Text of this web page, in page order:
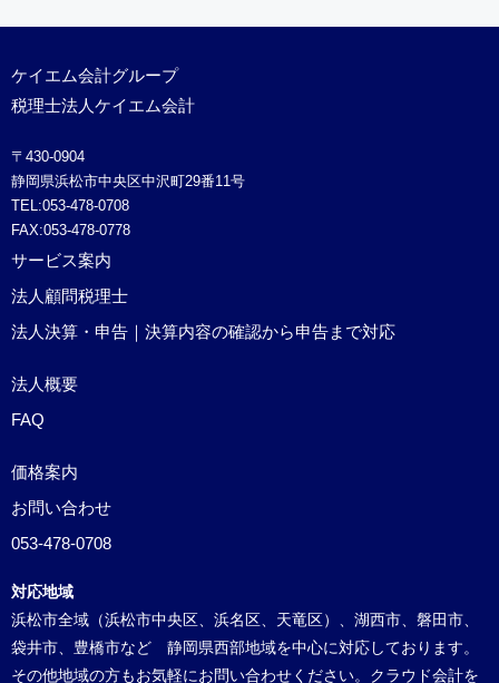
ケイエム会計グループ
税理士法人ケイエム会計
〒430-0904
静岡県浜松市中央区中沢町29番11号
TEL:053-478-0708
FAX:053-478-0778
サービス案内
法人顧問税理士
法人決算・申告｜決算内容の確認から申告まで対応
法人概要
FAQ
価格案内
お問い合わせ
053-478-0708
対応地域
浜松市全域（浜松市中央区、浜名区、天竜区）、湖西市、磐田市、
袋井市、豊橋市など 静岡県西部地域を中心に対応しております。
その他地域の方もお気軽にお問い合わせください。クラウド会計を